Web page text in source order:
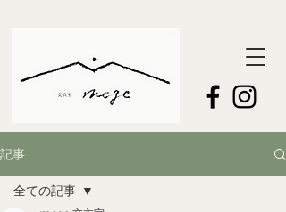
記事
全ての記事